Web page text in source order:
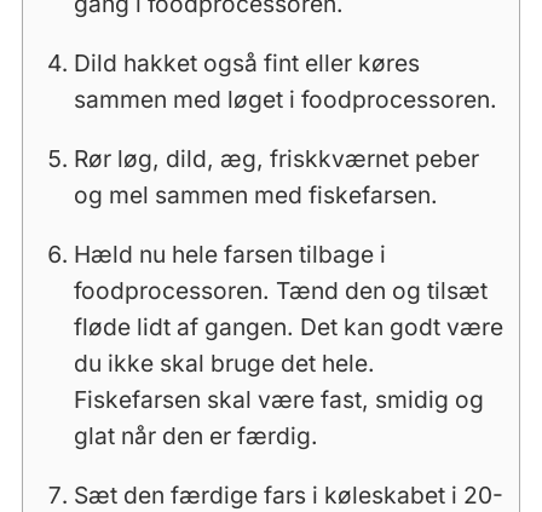
Dild hakket også fint eller køres
sammen med løget i foodprocessoren.
Rør løg, dild, æg, friskkværnet peber
og mel sammen med fiskefarsen.
Hæld nu hele farsen tilbage i
foodprocessoren. Tænd den og tilsæt
fløde lidt af gangen. Det kan godt være
du ikke skal bruge det hele.
Fiskefarsen skal være fast, smidig og
glat når den er færdig.
Sæt den færdige fars i køleskabet i 20-